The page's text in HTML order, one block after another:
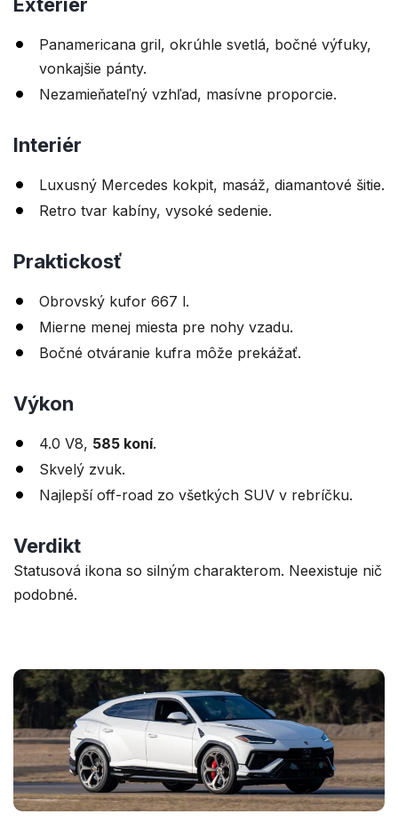
Panamericana gril, okrúhle svetlá, bočné výfuky,
vonkajšie pánty.
Nezamieňateľný vzhľad, masívne proporcie.
Interiér
Luxusný Mercedes kokpit, masáž, diamantové šitie.
Retro tvar kabíny, vysoké sedenie.
Praktickosť
Obrovský kufor 667 l.
Mierne menej miesta pre nohy vzadu.
Bočné otváranie kufra môže prekážať.
Výkon
4.0 V8, 585 koní.
Skvelý zvuk.
Najlepší off-road zo všetkých SUV v rebríčku.
Verdikt
Statusová ikona so silným charakterom. Neexistuje nič
podobné.